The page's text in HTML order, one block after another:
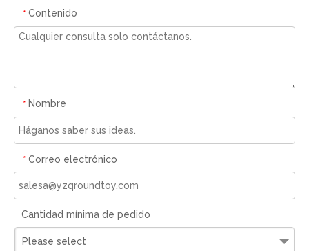
* Contenido
* Nombre
* Correo electrónico
Cantidad mínima de pedido
Please select